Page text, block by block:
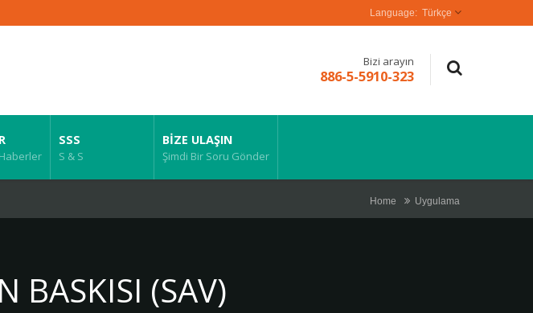
Türkçe
Bizi arayın
886-5-5910-323
SSS
S & S
BIZE ULAŞIN
Şimdi Bir Soru Gönder
Home Uygulama
BASKISI (SAV)